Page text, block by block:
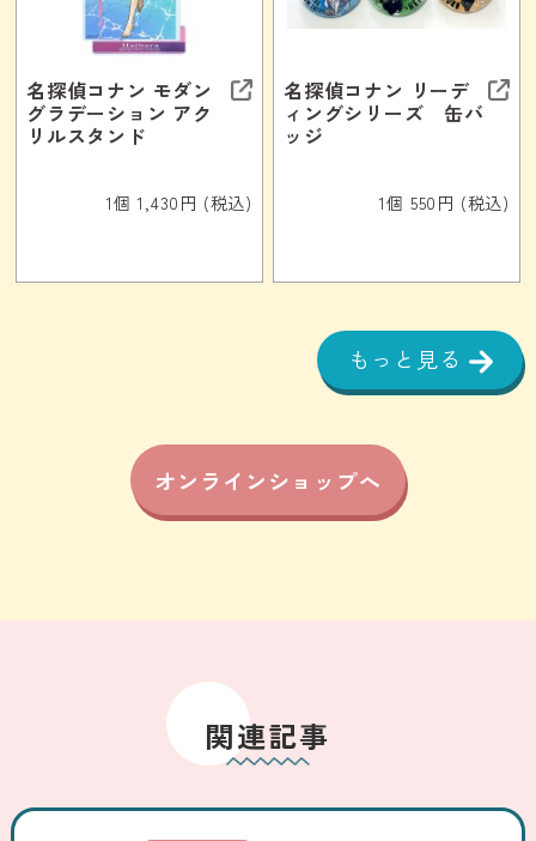
名探偵コナン モダン
グラデーション アク
リルスタンド
1個 1,430円 (税込)
名探偵コナン リーデ
ィングシリーズ 缶バ
ッジ
1個 550円 (税込)
もっと見る
オンラインショップへ
関連記事